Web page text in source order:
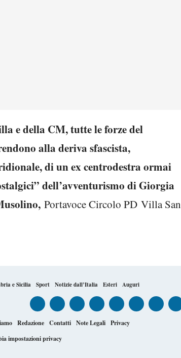
e della CM, tutte le forze del
alla deriva sfascista,
di un ex centrodestra ormai
dell’avventurismo di Giorgia
Portavoce Circolo PD Villa San
e Sicilia Sport Notizie dall’Italia Esteri Auguri
Redazione Contatti Note Legali Privacy
impostazioni privacy